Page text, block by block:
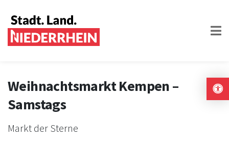
Weihnachtsmarkt Kempen –
Samstags
Markt der Sterne